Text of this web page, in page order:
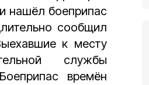
нашёл боеприпас
сообщил
к месту
службы
времён